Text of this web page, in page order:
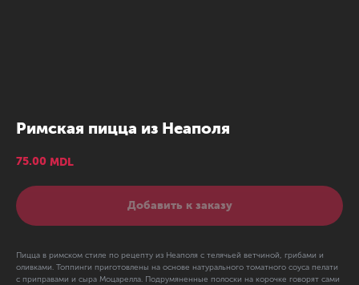
Римская пицца из Неаполя
75.00 MDL
Добавить к заказу
Пицца в римском стиле по рецепту из Неаполя с телячьей ветчиной, грибами и
оливками. Топпинги приготовлены на основе натурального томатного соуса пелати
с приправами и сыра Моцарелла. Подрумяненные полоски на корочке говорят сами